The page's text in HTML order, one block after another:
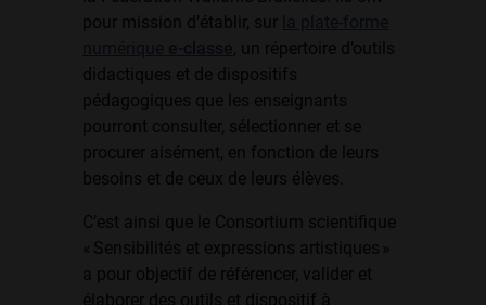
pour mission d’établir, sur
, un répertoire d’outils
didactiques et de dispositifs
pédagogiques que les enseignants
pourront consulter, sélectionner et se
procurer aisément, en fonction de leurs
besoins et de ceux de leurs élèves.
C’est ainsi que le Consortium scientifique
« Sensibilités et expressions artistiques »
a pour objectif de référencer, valider et
élaborer des outils et dispositif à